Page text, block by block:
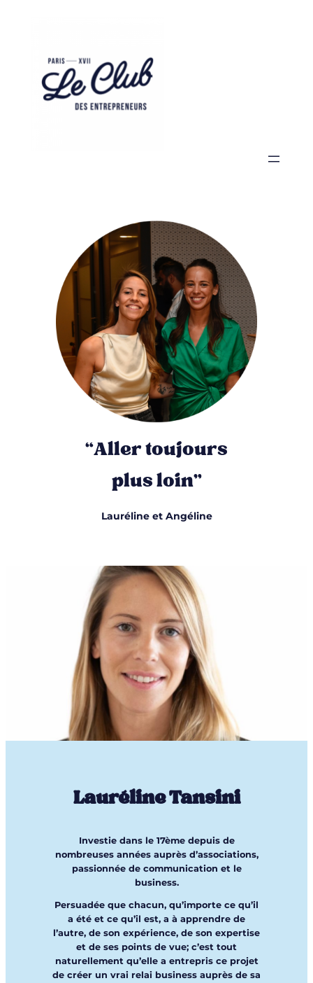
“Aller toujours
plus loin”
Lauréline et Angéline
Lauréline Tansini
Investie dans le 17ème depuis de
nombreuses années auprès d’associations,
passionnée de communication et le
business.
Persuadée que chacun, qu’importe ce qu’il
a été et ce qu’il est, a à apprendre de
l’autre, de son expérience, de son expertise
et de ses points de vue; c’est tout
naturellement qu’elle a entrepris ce projet
de créer un vrai relai business auprès de sa